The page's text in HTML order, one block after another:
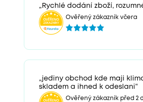
„Rychlé dodání zboží,
Ověřený zákazník včera
„jediny obchod kde maji
skladem a ihned k odeslani“
Ověřený zákazník před 2